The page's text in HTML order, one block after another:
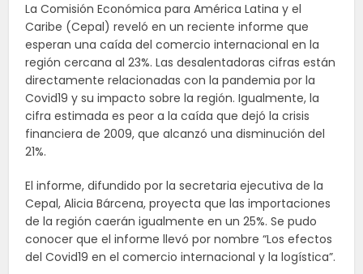
La Comisión Económica para América Latina y el
Caribe (Cepal) reveló en un reciente informe que
esperan una caída del comercio internacional en la
región cercana al 23%. Las desalentadoras cifras están
directamente relacionadas con la pandemia por la
Covid19 y su impacto sobre la región. Igualmente, la
cifra estimada es peor a la caída que dejó la crisis
financiera de 2009, que alcanzó una disminución del
21%.
El informe, difundido por la secretaria ejecutiva de la
Cepal, Alicia Bárcena, proyecta que las importaciones
de la región caerán igualmente en un 25%. Se pudo
conocer que el informe llevó por nombre “Los efectos
del Covid19 en el comercio internacional y la logística”.